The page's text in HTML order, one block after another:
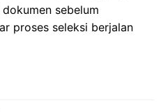
sebelum
proses seleksi berjalan